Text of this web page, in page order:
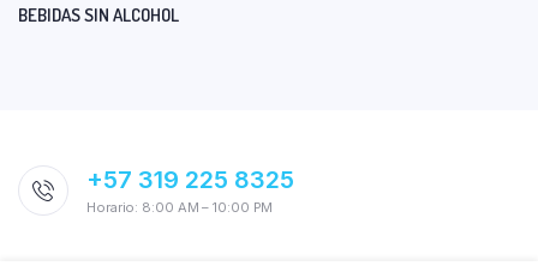
BEBIDAS SIN ALCOHOL
+57 319 225 8325
Horario: 8:00 AM – 10:00 PM